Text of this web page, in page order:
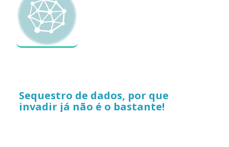
Sequestro de dados, por que
invadir já não é o bastante!